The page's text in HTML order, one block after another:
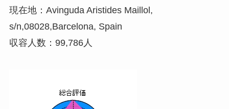
現在地：Avinguda Aristides Maillol,
s/n,08028,Barcelona, Spain
収容人数：99,786人